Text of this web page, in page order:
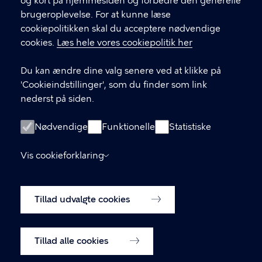
brugeroplevelse. For at kunne læse
cookiepolitikken skal du acceptere nødvendige
cookies. Læs hele vores cookiepolitik her
Du kan ændre dine valg senere ved at klikke på
'Cookieindstillinger', som du finder som link
nederst på siden.
Nødvendige Funktionelle Statistiske
Vis cookieforklaring
Tillad udvalgte cookies
Tillad alle cookies
GENVEJE
Digital Post
Databeskyttelse
Tilgængelighedserklæring
Om hjemmesiden
Cookiepolitik